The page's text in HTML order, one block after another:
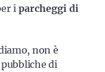
i parcheggi di
non è
di